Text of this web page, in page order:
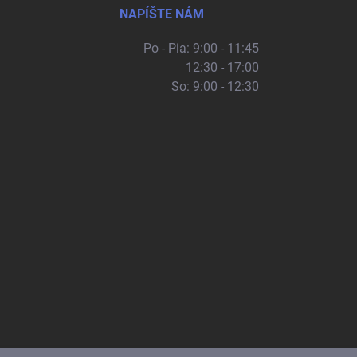
NAPÍŠTE NÁM
Po - Pia: 9:00 - 11:45
12:30 - 17:00
So: 9:00 - 12:30